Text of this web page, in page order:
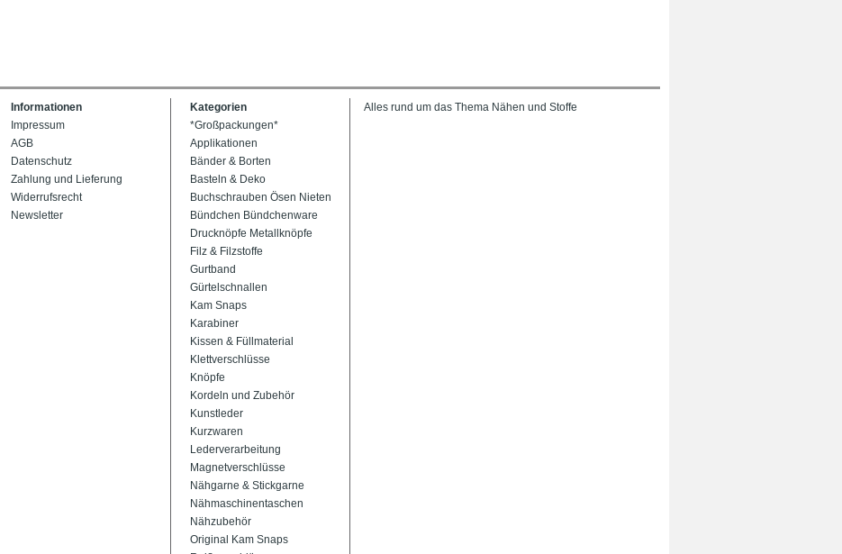
Informationen
Impressum
AGB
Datenschutz
Zahlung und Lieferung
Widerrufsrecht
Newsletter
Kategorien
*Großpackungen*
Applikationen
Bänder & Borten
Basteln & Deko
Buchschrauben Ösen Nieten
Bündchen Bündchenware
Drucknöpfe Metallknöpfe
Filz & Filzstoffe
Gurtband
Gürtelschnallen
Kam Snaps
Karabiner
Kissen & Füllmaterial
Klettverschlüsse
Knöpfe
Kordeln und Zubehör
Kunstleder
Kurzwaren
Lederverarbeitung
Magnetverschlüsse
Nähgarne & Stickgarne
Nähmaschinentaschen
Nähzubehör
Original Kam Snaps
Alles rund um das Thema Nähen und Stoffe